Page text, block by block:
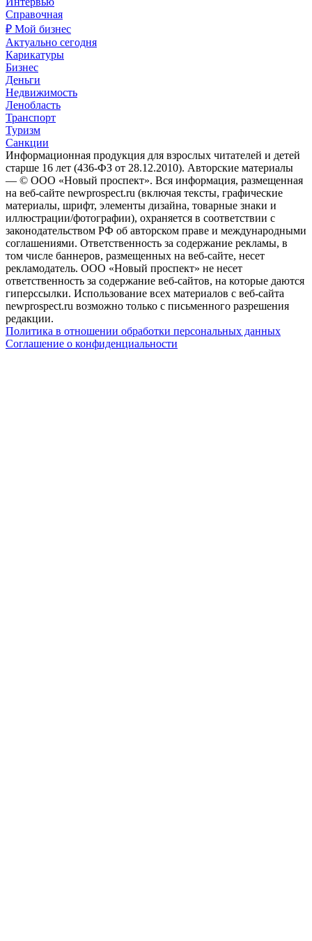
Справочная
₽ Мой бизнес
Актуально сегодня
Карикатуры
Бизнес
Деньги
Недвижимость
Ленобласть
Транспорт
Туризм
Санкции
Информационная продукция для взрослых читателей и детей
старше 16 лет (436-ФЗ от 28.12.2010). Авторские материалы
— © ООО «Новый проспект». Вся информация, размещенная
на веб-сайте newprospect.ru (включая тексты, графические
материалы, шрифт, элементы дизайна, товарные знаки и
иллюстрации/фотографии), охраняется в соответствии с
законодательством РФ об авторском праве и международными
соглашениями. Ответственность за содержание рекламы, в
том числе баннеров, размещенных на веб-сайте, несет
рекламодатель. ООО «Новый проспект» не несет
ответственность за содержание веб-сайтов, на которые даются
гиперссылки. Использование всех материалов с веб-сайта
newprospect.ru возможно только с письменного разрешения
редакции.
Политика в отношении обработки персональных данных
Соглашение о конфиденциальности